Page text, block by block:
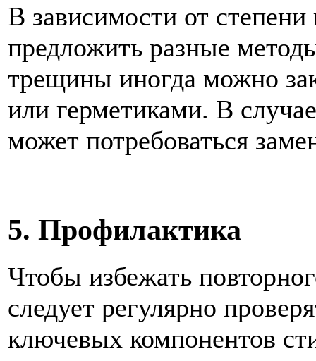
В зависимости от
предложить разные
трещины иногда можно
или герметиками. В
может потребоваться
5. Профилактика
Чтобы избежать
следует регулярно
ключевых компонентов